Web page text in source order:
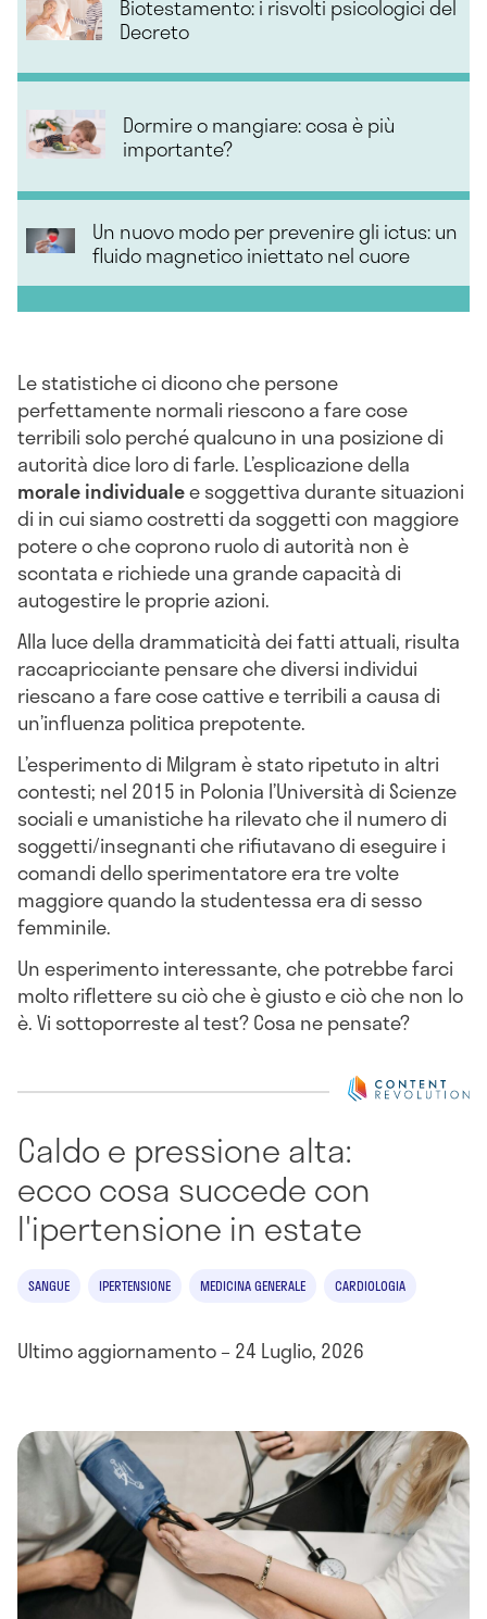
Biotestamento: i risvolti psicologici del
Decreto
Dormire o mangiare: cosa è più
importante?
Un nuovo modo per prevenire gli ictus: un
fluido magnetico iniettato nel cuore
Le statistiche ci dicono che persone
perfettamente normali riescono a fare cose
terribili solo perché qualcuno in una posizione di
autorità dice loro di farle. L’esplicazione della
morale individualee soggettiva durante situazioni
di in cui siamo costretti da soggetti con maggiore
potere o che coprono ruolo di autorità non è
scontata e richiede una grande capacità di
autogestire le proprie azioni.
Alla luce della drammaticità dei fatti attuali, risulta
raccapricciante pensare che diversi individui
riescano a fare cose cattive e terribili a causa di
un’influenza politica prepotente.
L’esperimento di Milgram è stato ripetuto in altri
contesti; nel 2015 in Polonia l’Università di Scienze
sociali e umanistiche ha rilevato che il numero di
soggetti/insegnanti che rifiutavano di eseguire i
comandi dello sperimentatore era tre volte
maggiore quando la studentessa era di sesso
femminile.
Un esperimento interessante, che potrebbe farci
molto riflettere su ciò che è giusto e ciò che non lo
è. Vi sottoporreste al test? Cosa ne pensate?
Caldo e pressione alta:
ecco cosa succede con
l'ipertensione in estate
SANGUE IPERTENSIONE MEDICINA GENERALE CARDIOLOGIA
Ultimo aggiornamento – 24 Luglio, 2026